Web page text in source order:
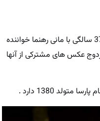
خانم رهنما برای بار دوم سال 1396 در 37 سالگی با مانی رهنما خواننده
ازدوج عکس های مشترکی از آنها
1380 دارد .